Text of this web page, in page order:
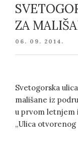
ZA
POSTED
06. 09. 2014.
Svetogorska
mališane iz
u prvom letnjem
„Ulica otvorenog